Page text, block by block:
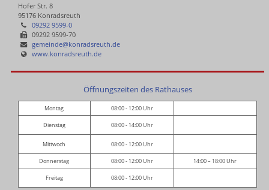
Hofer Str. 8
95176 Konradsreuth
09292 9599-0
09292 9599-70
gemeinde@konradsreuth.de
www.konradsreuth.de
Öffnungszeiten des Rathauses
Montag 08:00 - 12:00 Uhr
Dienstag 08:00 - 14:00 Uhr
Mittwoch 08:00 - 12:00 Uhr
Donnerstag 08:00 - 12:00 Uhr 14:00 – 18:00 Uhr
Freitag 08:00 - 12:00 Uhr